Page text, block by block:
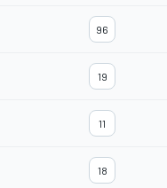
96
19
11
18